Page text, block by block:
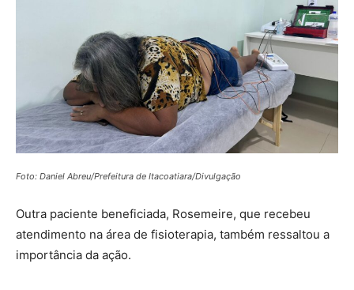
Foto: Daniel Abreu/Prefeitura de Itacoatiara/Divulgação
Outra paciente beneficiada, Rosemeire, que recebeu
atendimento na área de fisioterapia, também ressaltou a
importância da ação.